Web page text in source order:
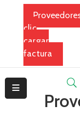
clic
cargar
factura
Transparencia
Contacto